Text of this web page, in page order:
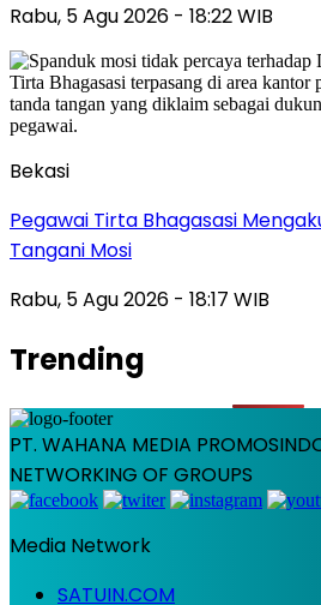
Rabu, 5 Agu 2026 - 18:22 WIB
Bekasi
Pegawai Tirta Bhagasasi
Tangani Mosi
Rabu, 5 Agu 2026 - 18:17 WIB
Trending
PT. WAHANA MEDIA
NETWORKING OF GROUPS
Media Network
SATUIN.COM